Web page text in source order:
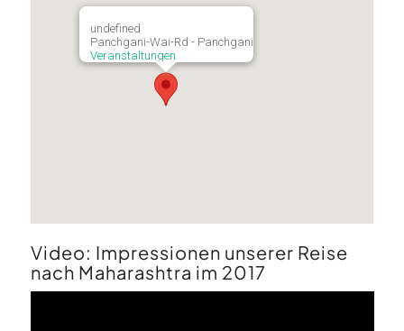
undefined
Panchgani-Wai-Rd - Panchgani
Veranstaltungen
Video: Impressionen unserer Reise
nach Maharashtra im 2017